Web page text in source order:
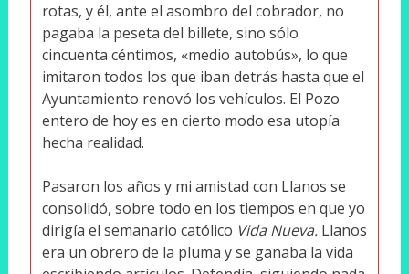
rotas, y él, ante el asombro del cobrador, no
pagaba la peseta del billete, sino sólo
cincuenta céntimos, «medio autobús», lo que
imitaron todos los que iban detrás hasta que el
Ayuntamiento renovó los vehículos. El Pozo
entero de hoy es en cierto modo esa utopía
hecha realidad.
Pasaron los años y mi amistad con Llanos se
consolidó, sobre todo en los tiempos en que yo
dirigía el semanario católico Vida Nueva.Llanos
era un obrero de la pluma y se ganaba la vida